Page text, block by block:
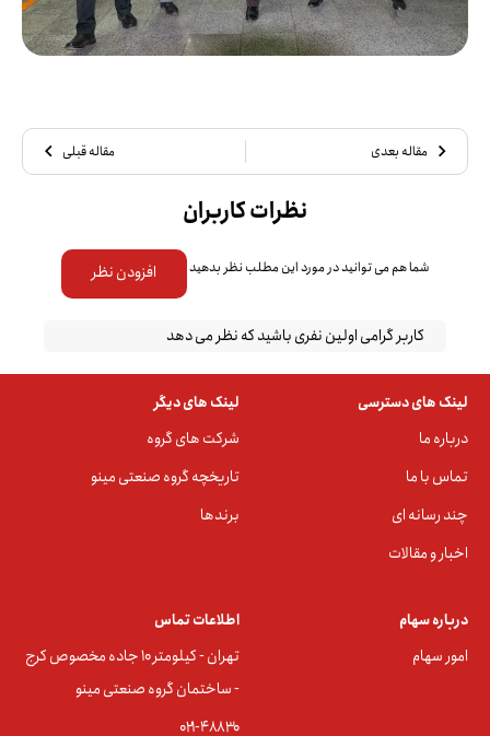
مقاله بعدی مقاله قبلی
نظرات کاربران
شما هم می توانید در مورد این مطلب نظر بدهید افزودن نظر
کاربر گرامی اولین نفری باشید که نظر می دهد
لینک های دسترسی
درباره ما
تماس با ما
چند رسانه ای
اخبار و مقالات
لینک های دیگر
شرکت های گروه
تاریخچه گروه صنعتی مینو
برندها
درباره سهام
امور سهام
اطلاعات تماس
تهران - کیلومتر ۱۰ جاده مخصوص کرج
- ساختمان گروه صنعتی مینو
۰۲۱-۴۸۸۳0